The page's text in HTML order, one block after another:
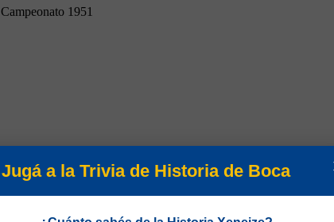
Campeonato 1951
Jugá a la Trivia de Historia de Boca